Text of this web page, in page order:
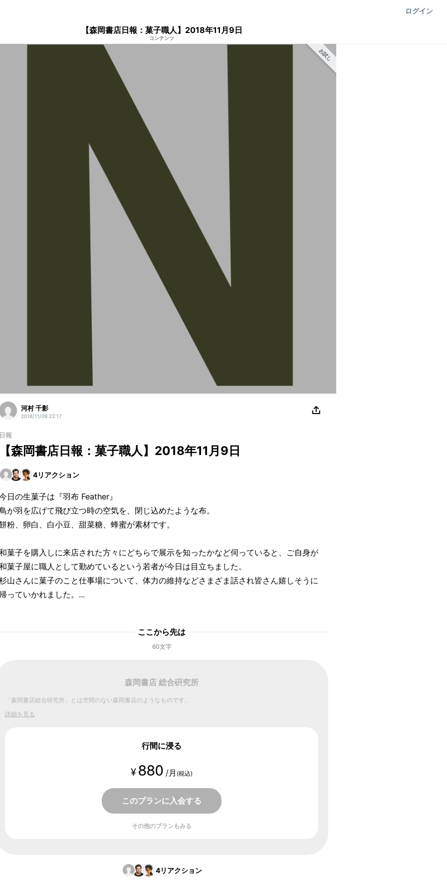
ログイン
【森岡書店日報：菓子職人】2018年11月9日
コンテンツ
お試し
河村 千影
2018/11/09 22:17
日報
【森岡書店日報：菓子職人】2018年11月9日
4リアクション
日の生菓子は『羽布 Feather』
が羽を広げて飛び立つ時の空気を、閉じ込めたような布。
粉、卵白、白小豆、甜菜糖、蜂蜜が素材です。
菓子を購入しに来店された方々にどちらで展示を知ったかなど伺っていると、ご自身が
菓子屋に職人として勤めているという若者が今日は目立ちました。
山さんに菓子のこと仕事場について、体力の維持などさまざま話され皆さん嬉しそうに
帰っていかれました。...
ここから先は
60文字
森岡書店 総合硏究所
「森岡書店総合研究所」とは空間のない森岡書店のようなものです。
詳細を見る
行間に浸る
¥ 880 /月 (税込)
このプランに入会する
その他のプランもみる
4リアクション